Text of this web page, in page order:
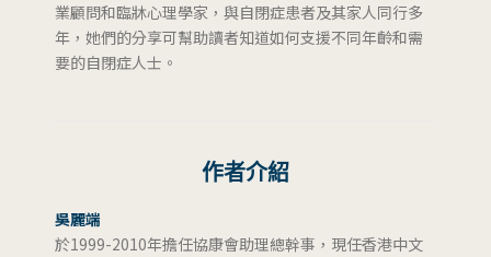
業顧問和臨牀心理學家，與自閉症患者及其家人同行多
年，她們的分享可幫助讀者知道如何支援不同年齡和需
要的自閉症人士。
作者介紹
吳麗端
於1999-2010年擔任協康會助理總幹事，現任香港中文